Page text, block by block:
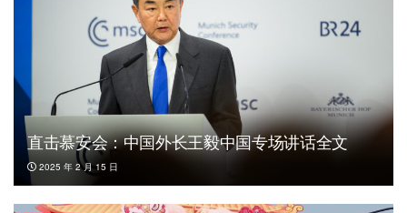
直击慕安会：中国外长王毅中国专场讲话全文
2025 年 2 月 15 日